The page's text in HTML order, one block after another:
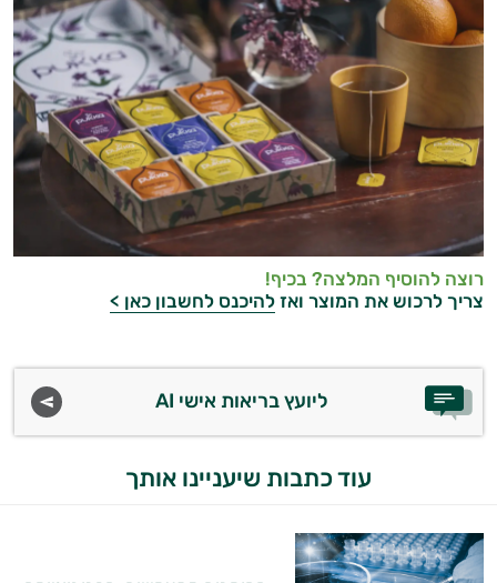
רוצה להוסיף המלצה? בכיף!
צריך לרכוש את המוצר ואז להיכנס לחשבון כאן >
ליועץ בריאות אישי AI
עוד כתבות שיעניינו אותך
התשובות שלי מבוססות על מאגרי מידע קליניים
וספרות מקצועית בתחומי הרפואה הטבעית
אני כאן כדי לעזור לך להתאים את תוספי